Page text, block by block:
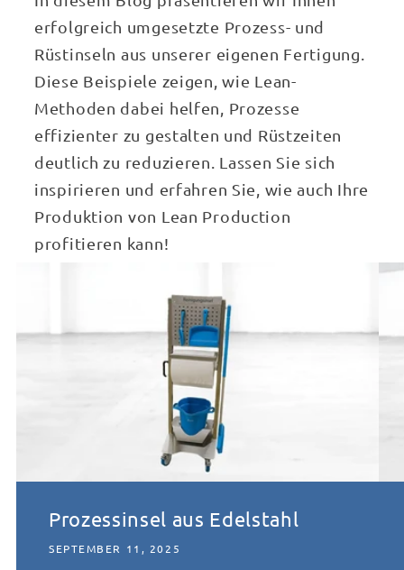
erfolgreich umgesetzte Prozess- und
Rüstinseln aus unserer eigenen Fertigung.
Diese Beispiele zeigen, wie Lean-
Methoden dabei helfen, Prozesse
effizienter zu gestalten und Rüstzeiten
deutlich zu reduzieren. Lassen Sie sich
inspirieren und erfahren Sie, wie auch Ihre
Produktion von Lean Production
profitieren kann!
Prozessinsel aus Edelstahl
SEPTEMBER 11, 2025